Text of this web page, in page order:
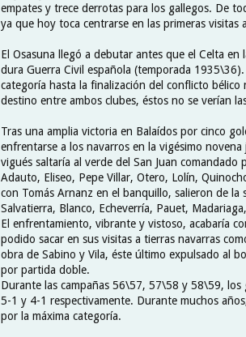
empates y trece derrotas para los gallegos. De
ya que hoy toca centrarse en las primeras visitas
El Osasuna llegó a debutar antes que el Celta
dura Guerra Civil española (temporada
categoría hasta la finalización del conflicto
destino entre ambos clubes, éstos no se verían
Tras una amplia victoria en Balaídos por cinco
enfrentarse a los navarros en la vigésimo
vigués saltaría al verde del San Juan
Adauto, Eliseo, Pepe Villar, Otero, Lolín,
con Tomás Arnanz en el banquillo, salieron de
Salvatierra, Blanco, Echeverría, Pauet,
El enfrentamiento, vibrante y vistoso, acabaría
podido sacar en sus visitas a tierras navarras
obra de Sabino y Vila, éste último expulsado al
por partida doble.
Durante las campañas 56\57, 57\58 y 58\59,
5-1 y 4-1 respectivamente. Durante muchos
por la máxima categoría.